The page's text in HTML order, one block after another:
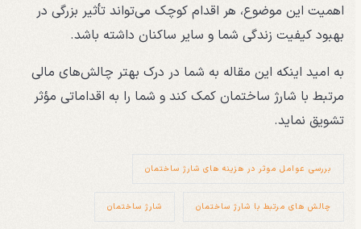
اهمیت این موضوع، هر اقدام کوچک می‌تواند تأثیر بزرگی در
بهبود کیفیت زندگی شما و سایر ساکنان داشته باشد.
به امید اینکه این مقاله به شما در درک بهتر چالش‌های مالی
مرتبط با شارژ ساختمان کمک کند و شما را به اقداماتی مؤثر
تشویق نماید.
بررسی عوامل موثر در هزینه های شارژ ساختمان
چالش های مرتبط با شارژ ساختمان شارژ ساختمان